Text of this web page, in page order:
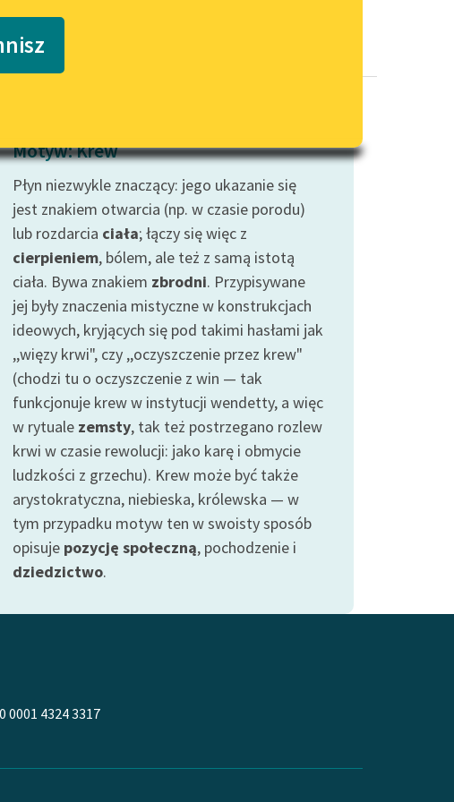
w formacie PDF
wrażliwych
Deklaracja dostępności
Motyw: Krew
Płyn niezwykle znaczący: jego ukazanie się
jest znakiem otwarcia (np. w czasie porodu)
lub rozdarcia ciała; łączy się więc z
cierpieniem, bólem, ale też z samą istotą
ciała. Bywa znakiem zbrodni. Przypisywane
jej były znaczenia mistyczne w konstrukcjach
ideowych, kryjących się pod takimi hasłami jak
,,więzy krwi", czy ,,oczyszczenie przez krew"
(chodzi tu o oczyszczenie z win — tak
funkcjonuje krew w instytucji wendetty, a więc
w rytuale zemsty, tak też postrzegano rozlew
krwi w czasie rewolucji: jako karę i obmycie
ludzkości z grzechu). Krew może być także
arystokratyczna, niebieska, królewska — w
tym przypadku motyw ten w swoisty sposób
opisuje pozycję społeczną, pochodzenie i
dziedzictwo.
0001 4324 3317